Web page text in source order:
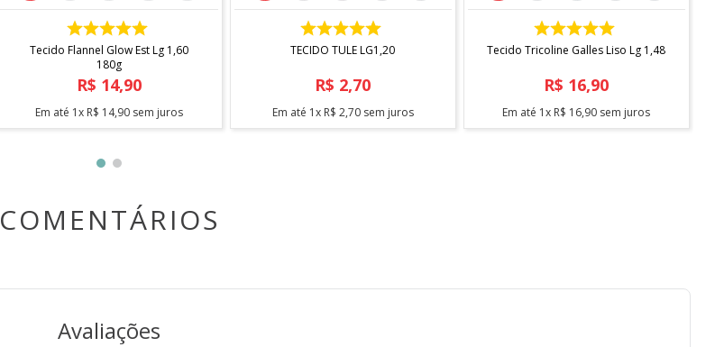
COMPRAR
Tecido Flannel Glow Est Lg 1,60
180g
R$ 14,90
Em até 1x R$ 14,90 sem juros
COMPRAR
TECIDO TULE LG1,20
R$ 2,70
Em até 1x R$ 2,70sem juros
COMPRAR
Tecido Tricoline Galles Liso Lg 1,48
R$ 16,90
Em até 1x R$ 16,90 sem juros
COMENTÁRIOS
Avaliações